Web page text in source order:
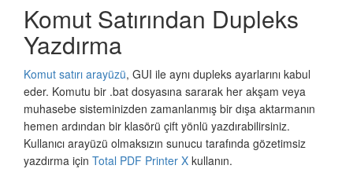
Komut Satırından Dupleks
Yazdırma
Komut satırı arayüzü, GUI ile aynı dupleks ayarlarını kabul
eder. Komutu bir .bat dosyasına sararak her akşam veya
muhasebe sisteminizden zamanlanmış bir dışa aktarmanın
hemen ardından bir klasörü çift yönlü yazdırabilirsiniz.
Kullanıcı arayüzü olmaksızın sunucu tarafında gözetimsiz
yazdırma için Total PDF Printer X kullanın.